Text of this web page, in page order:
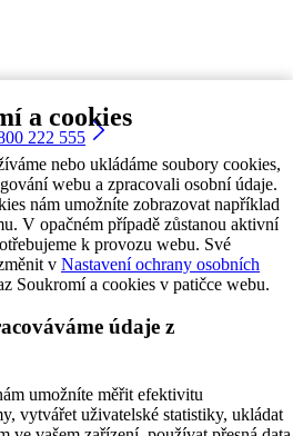
a cookies
nebo ukládáme soubory cookies,
webu a zpracovali osobní údaje.
nám umožníte zobrazovat například
V opačném případě zůstanou aktivní
k provozu webu. Své
v Nastavení ochrany osobních
Soukromí a cookies v patičce webu.
údaje z
umožníte měřit efektivitu
vytvářet uživatelské statistiky, ukládat
222 555